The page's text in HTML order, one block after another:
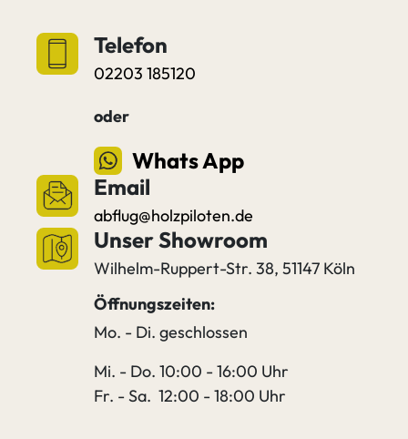
Telefon
02203 185120
oder
Whats App
Email
abflug@holzpiloten.de
Unser Showroom
Wilhelm-Ruppert-Str. 38, 51147 Köln
Öffnungszeiten:
Mo. - Di. geschlossen
Mi. - Do. 10:00 - 16:00 Uhr
Fr. - Sa. 12:00 - 18:00 Uhr